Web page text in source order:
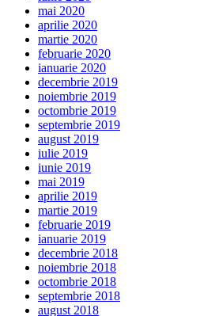
mai 2020
aprilie 2020
martie 2020
februarie 2020
ianuarie 2020
decembrie 2019
noiembrie 2019
octombrie 2019
septembrie 2019
august 2019
iulie 2019
iunie 2019
mai 2019
aprilie 2019
martie 2019
februarie 2019
ianuarie 2019
decembrie 2018
noiembrie 2018
octombrie 2018
septembrie 2018
august 2018